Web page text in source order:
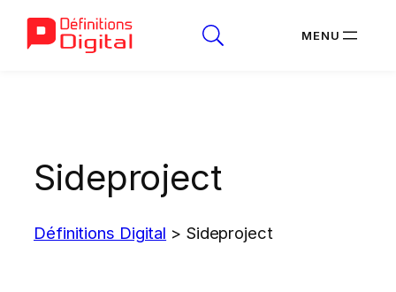
Sideproject
Définitions Digital > Sideproject